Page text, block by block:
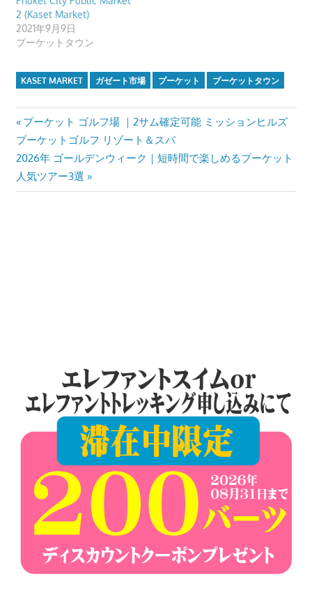
す。
2 (Kaset Market)
2021年9月9日
プーケットタウン
KASET MARKET ガゼート市場 プーケット プーケットタウン
投
稿
ナ
Previous
Post:
プーケット ゴルフ場 ｜2サム確定可能 ミッションヒルズ
プーケットゴルフ リゾート＆スパ
Next
Post:
2026年 ゴールデンウィーク｜短時間で楽しめるプーケット
人気ツアー3選